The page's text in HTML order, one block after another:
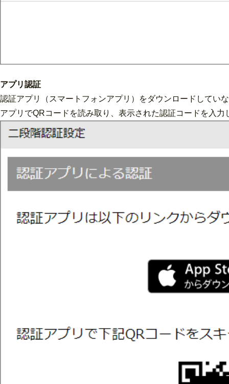
アプリ認証
認証アプリ（スマートフォンアプリ）をダウンロードしてい
アプリでQRコードを読み取り、表示された認証コードを入力